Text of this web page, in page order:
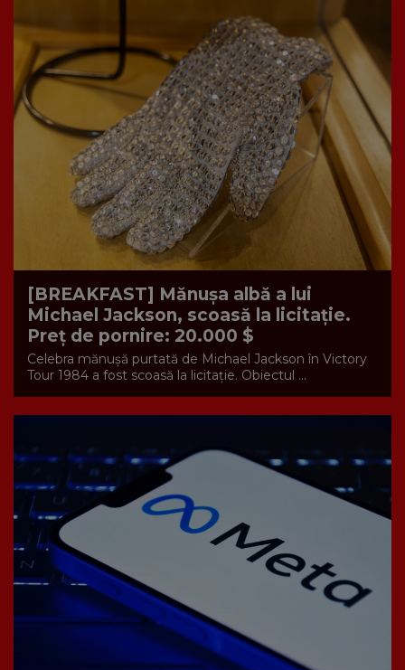
[BREAKFAST] Mănușa albă a lui
Michael Jackson, scoasă la licitație.
Preț de pornire: 20.000 $
Celebra mănușă purtată de Michael Jackson în Victory
Tour 1984 a fost scoasă la licitație. Obiectul ...